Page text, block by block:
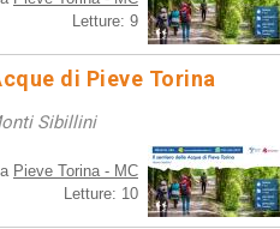
Letture: 9
di Pieve Torina
Sibillini
a Pieve Torina - MC
Letture: 10